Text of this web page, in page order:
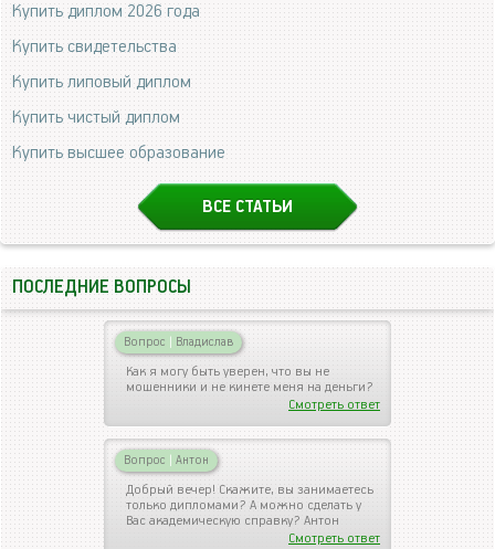
Купить диплом 2026 года
Купить свидетельства
Купить липовый диплом
Купить чистый диплом
Купить высшее образование
ВСЕ СТАТЬИ
ПОСЛЕДНИЕ ВОПРОСЫ
Вопрос Владислав
Как я могу быть уверен, что вы не
мошенники и не кинете меня на деньги?
Смотреть ответ
Вопрос Антон
Добрый вечер! Скажите, вы занимаетесь
только дипломами? А можно сделать у
Вас академическую справку? Антон
Смотреть ответ